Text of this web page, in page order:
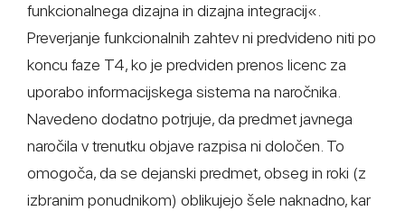
funkcionalnega dizajna in dizajna integracij«.
Preverjanje funkcionalnih zahtev ni predvideno niti po
koncu faze T4, ko je predviden prenos licenc za
uporabo informacijskega sistema na naročnika.
Navedeno dodatno potrjuje, da predmet javnega
naročila v trenutku objave razpisa ni določen. To
omogoča, da se dejanski predmet, obseg in roki (z
izbranim ponudnikom) oblikujejo šele naknadno, kar